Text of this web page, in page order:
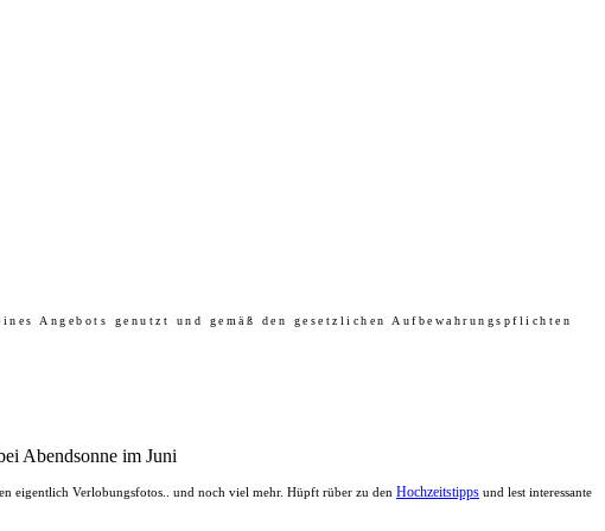
Angebots genutzt und gemäß den gesetzlichen Aufbewahrungspflichten
eigentlich Verlobungsfotos.. und noch viel mehr. Hüpft rüber zu den Hochzeitstipps und lest interessante